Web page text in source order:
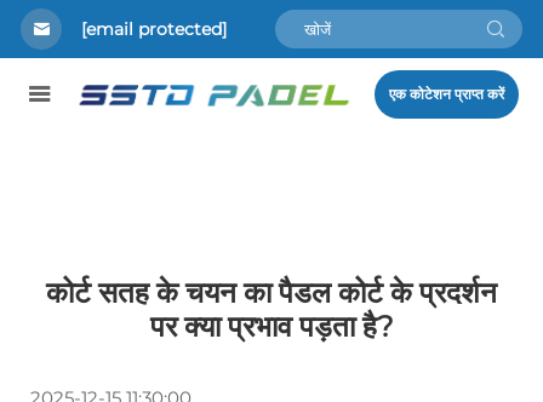
[email protected]
एक कोटेशन प्राप्त करें
कोर्ट सतह के चयन का पैडल कोर्ट के प्रदर्शन
पर क्या प्रभाव पड़ता है?